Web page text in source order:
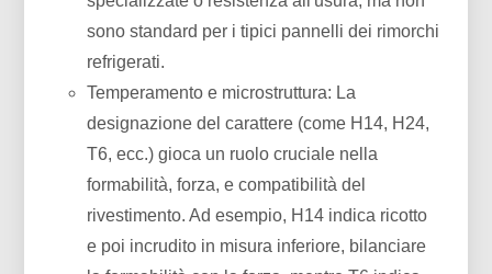
sono standard per i tipici pannelli dei rimorchi
refrigerati.
Temperamento e microstruttura: La
designazione del carattere (come H14, H24,
T6, ecc.) gioca un ruolo cruciale nella
formabilità, forza, e compatibilità del
rivestimento. Ad esempio, H14 indica ricotto
e poi incrudito in misura inferiore, bilanciare